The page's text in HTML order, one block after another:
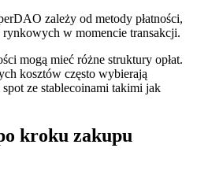
kryptowalutami
zależy od metody płatności,
w momencie transakcji.
mogą mieć różne struktury opłat.
kosztów często wybierają
ze stablecoinami takimi jak
kroku zakupu